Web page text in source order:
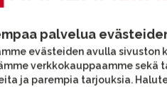
naarmuttomat.
sekä
palvelua
evästeiden avulla
verkkokauppaamme sekä
ja parempia tarjouksia.